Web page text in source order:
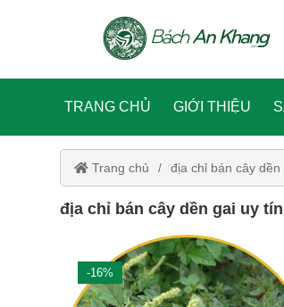
TRANG CHỦ GIỚI THIỆU
Trang chủ địa chỉ bán cây dền
địa chỉ bán cây dền gai uy tín
-16%